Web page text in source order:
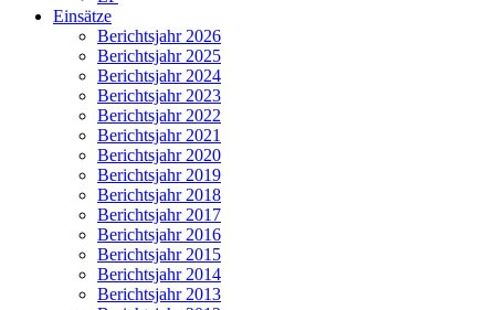
Einsätze
Berichtsjahr 2026
Berichtsjahr 2025
Berichtsjahr 2024
Berichtsjahr 2023
Berichtsjahr 2022
Berichtsjahr 2021
Berichtsjahr 2020
Berichtsjahr 2019
Berichtsjahr 2018
Berichtsjahr 2017
Berichtsjahr 2016
Berichtsjahr 2015
Berichtsjahr 2014
Berichtsjahr 2013